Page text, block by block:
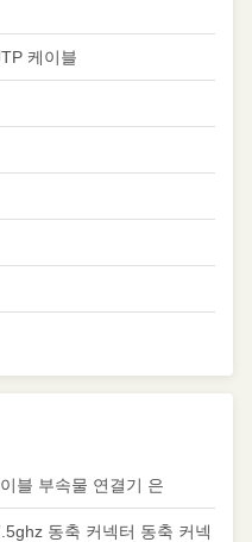
케이블
블 부속물 연결기 은
동축 커넥터 동축 커넥